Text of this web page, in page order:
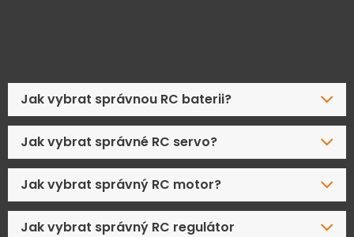
Jak vybrat správnou RC baterii?
Jak vybrat správné RC servo?
Jak vybrat správný RC motor?
Jak vybrat správný RC regulátor